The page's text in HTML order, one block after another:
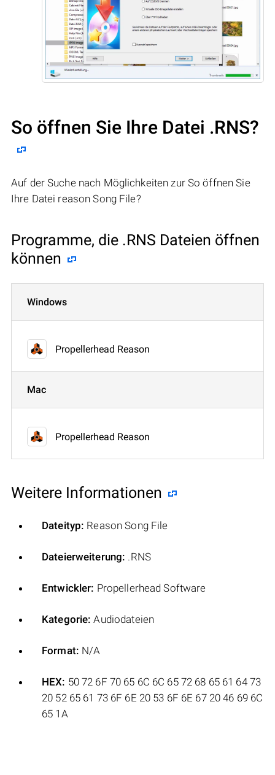
So öffnen Sie Ihre Datei .RNS?
Auf der Suche nach Möglichkeiten zur So öffnen Sie
Ihre Datei reason Song File?
Programme, die .RNS Dateien öffnen
können
Windows
Propellerhead Reason
Mac
Propellerhead Reason
Weitere Informationen
Dateityp: Reason Song File
Dateierweiterung: .RNS
Entwickler: Propellerhead Software
Kategorie: Audiodateien
Format: N/A
HEX: 50 72 6F 70 65 6C 6C 65 72 68 65 61 64 73
20 52 65 61 73 6F 6E 20 53 6F 6E 67 20 46 69 6C
65 1A